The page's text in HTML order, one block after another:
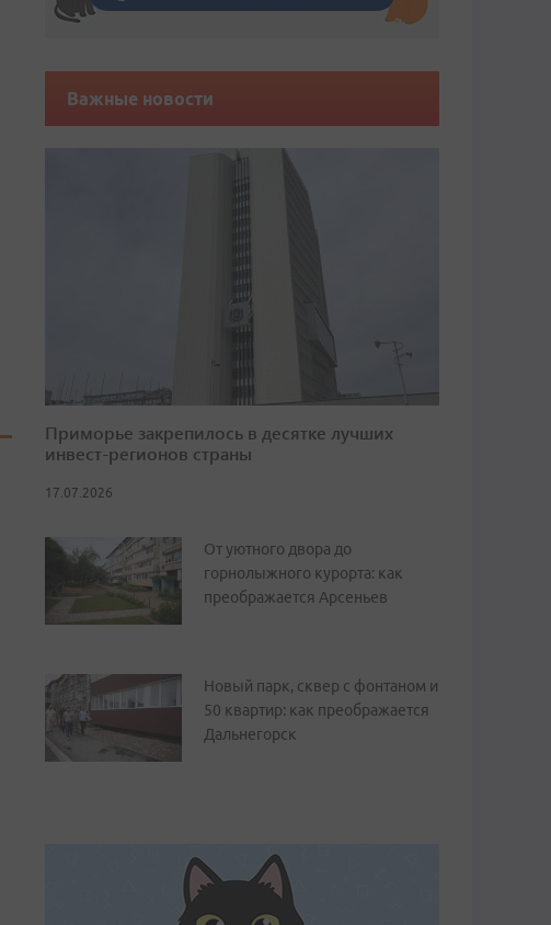
Важные новости
Приморье закрепилось в десятке лучших
инвест-регионов страны
17.07.2026
От уютного двора до
горнолыжного курорта: как
преображается Арсеньев
Новый парк, сквер с фонтаном и
50 квартир: как преображается
Дальнегорск